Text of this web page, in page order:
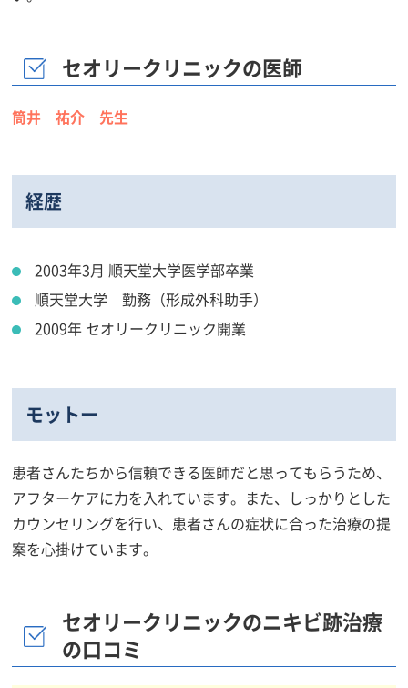
セオリークリニックの医師
筒井 祐介 先生
経歴
2003年3月 順天堂大学医学部卒業
順天堂大学 勤務（形成外科助手）
2009年 セオリークリニック開業
モットー
患者さんたちから信頼できる医師だと思ってもらうため、
アフターケアに力を入れています。また、しっかりとした
カウンセリングを行い、患者さんの症状に合った治療の提
案を心掛けています。
セオリークリニックのニキビ跡治療
の口コミ